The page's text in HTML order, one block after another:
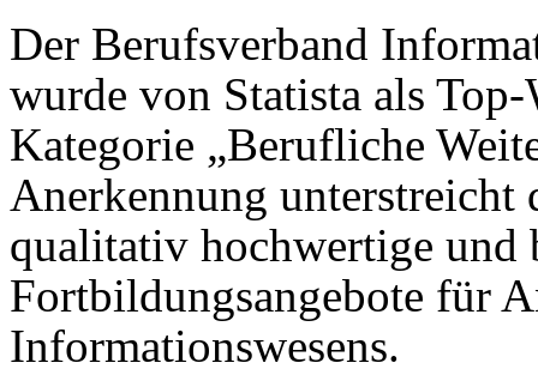
Der Berufsverband
wurde von Statista als
Kategorie „Berufliche
Anerkennung unterstreicht
qualitativ hochwertige und
Fortbildungsangebote für
Informationswesens.